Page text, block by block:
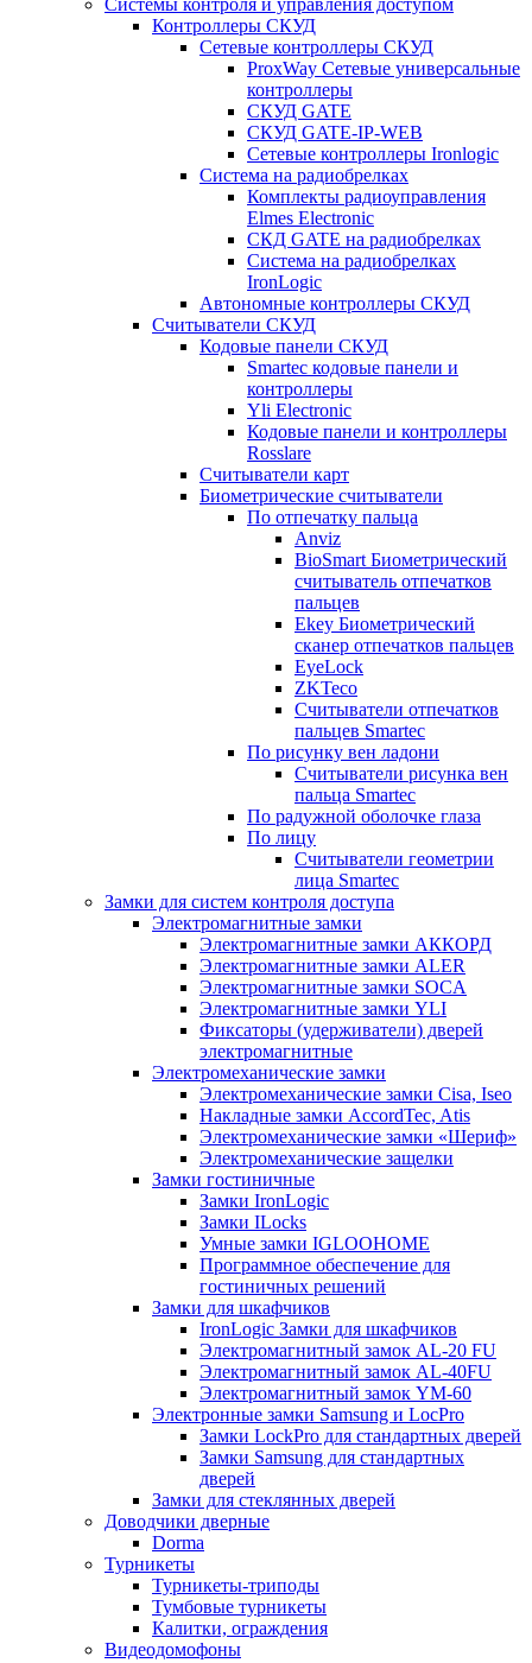
Контроллеры СКУД
Сетевые контроллеры СКУД
ProxWay Сетевые универсальные
контроллеры
СКУД GATE
СКУД GATE-IP-WEB
Сетевые контроллеры Ironlogic
Система на радиобрелках
Комплекты радиоуправления
Elmes Electronic
СКД GATE на радиобрелках
Система на радиобрелках
IronLogic
Автономные контроллеры СКУД
Считыватели СКУД
Кодовые панели СКУД
Smartec кодовые панели и
контроллеры
Yli Electronic
Кодовые панели и контроллеры
Rosslare
Считыватели карт
Биометрические считыватели
По отпечатку пальца
Anviz
BioSmart Биометрический
считыватель отпечатков
пальцев
Ekey Биометрический
сканер отпечатков пальцев
EyeLock
ZKTeco
Считыватели отпечатков
пальцев Smartec
По рисунку вен ладони
Считыватели рисунка вен
пальца Smartec
По радужной оболочке глаза
По лицу
Считыватели геометрии
лица Smartec
Замки для систем контроля доступа
Электромагнитные замки
Электромагнитные замки АККОРД
Электромагнитные замки ALER
Электромагнитные замки SOCA
Электромагнитные замки YLI
Фиксаторы (удерживатели) дверей
электромагнитные
Электромеханические замки
Электромеханические замки Cisa, Iseo
Накладные замки AccordTec, Atis
Электромеханические замки «Шериф»
Электромеханические защелки
Замки гостиничные
Замки IronLogic
Замки ILocks
Умные замки IGLOOHOME
Программное обеспечение для
гостиничных решений
Замки для шкафчиков
IronLogic Замки для шкафчиков
Электромагнитный замок AL-20 FU
Электромагнитный замок AL-40FU
Электромагнитный замок YM-60
Электронные замки Samsung и LocPro
Замки LockPro для стандартных дверей
Замки Samsung для стандартных
дверей
Замки для стеклянных дверей
Доводчики дверные
Dorma
Турникеты
Турникеты-триподы
Тумбовые турникеты
Калитки, ограждения
Видеодомофоны